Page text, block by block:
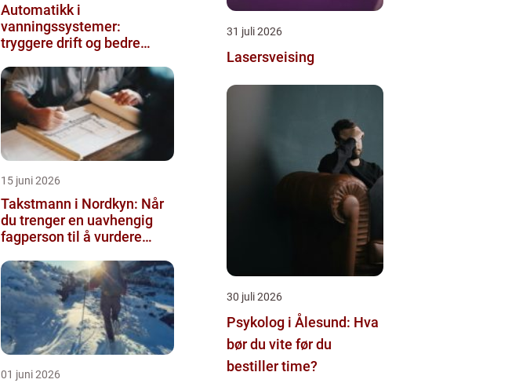
Automatikk i
vanningssystemer:
tryggere drift og bedre
15 juni 2026
Takstmann i Nordkyn: Når
du trenger en uavhengig
fagperson til å vurdere
01 juni 2026
31 juli 2026
Lasersveising
30 juli 2026
Psykolog i Ålesund: Hva
bør du vite før du
bestiller time?